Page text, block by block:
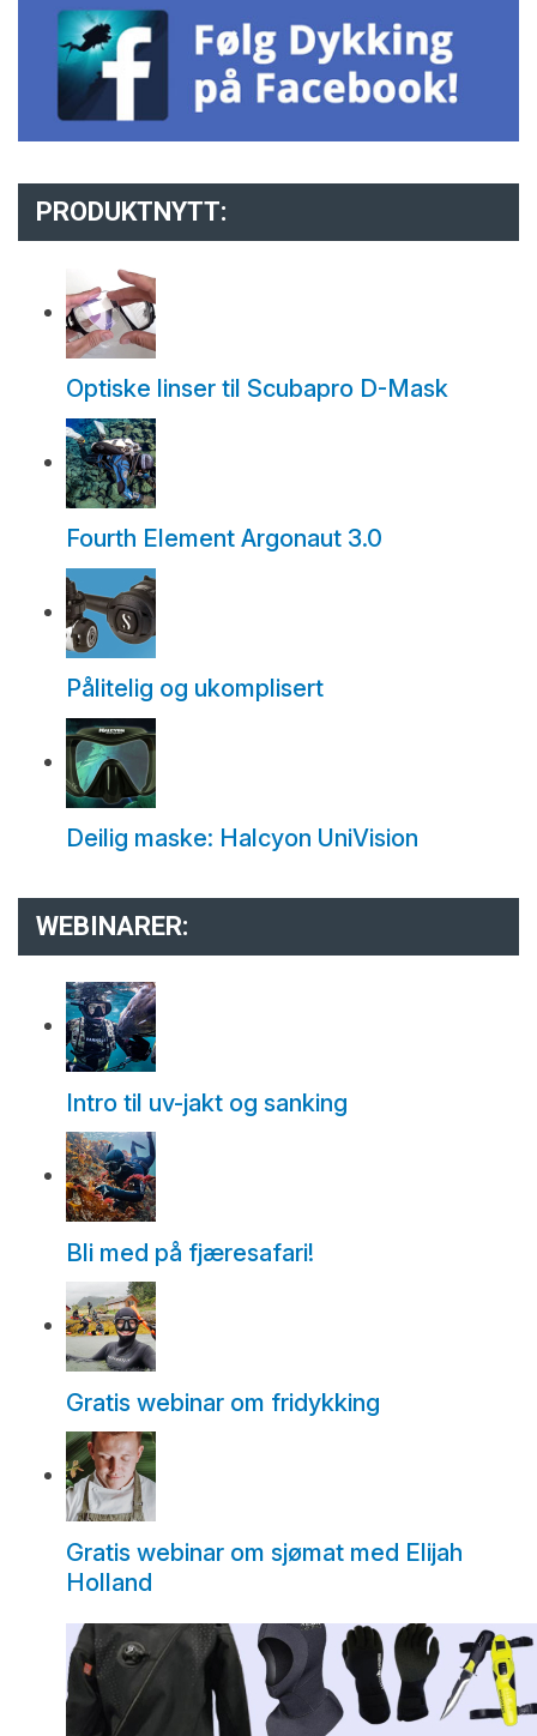
PRODUKTNYTT:
Optiske linser til Scubapro D-Mask
Fourth Element Argonaut 3.0
Pålitelig og ukomplisert
Deilig maske: Halcyon UniVision
WEBINARER:
Intro til uv-jakt og sanking
Bli med på fjæresafari!
Gratis webinar om fridykking
Gratis webinar om sjømat med Elijah
Holland